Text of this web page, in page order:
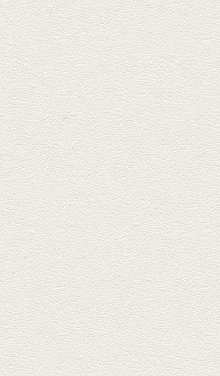
2025年8月15日放送
お刺身盛り合わせ＆干物
盛りの七輪焼き
酒場通りの「食楽みかげ」は、
オーナーこだわりの魚料理が味
わえ...
2025年7月25日放送
朝ごはんプレート＆かん
ぱちのカマ(塩焼き)
並木坂では珍しい朝ごはんの店
「コルハコ」で昼飲みの刻。
「銀し...
2025年7月4日放送
生姜香る鮭とイクラの土
鍋ご飯 など
銀杏中通りにこの春オープンし
た「創作ダイニング真」へ。暑
い夏...
2025年6月13日放送
ﾊﾓの季節野菜あんかけ＆
どんぐりﾎﾟｰｸ西京焼き
西銀座通り、若き和の料理人の
名店「旬味こさか」で夏の味を
堪能...
2025年5月23日放送
明太もちチーズもんじゃ
銀座中通りで深夜３時まで営業
している「もんじゃ焼きかめの
や」...
2025年5月2日放送
ミックス水餃子＆麻婆豆
腐
新水前寺駅そばの人気店「中華
料理 福来亭」へ。「しろ」ロッ